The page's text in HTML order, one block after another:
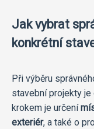
Jak vybrat
konkrétní
Při výběru
stavební projekty
krokem je určení
exteriér, a také o